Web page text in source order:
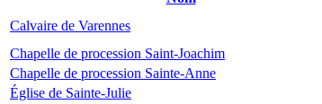
Calvaire de Varennes
Chapelle de procession Saint-Joachim
Chapelle de procession Sainte-Anne
Église de Sainte-Julie